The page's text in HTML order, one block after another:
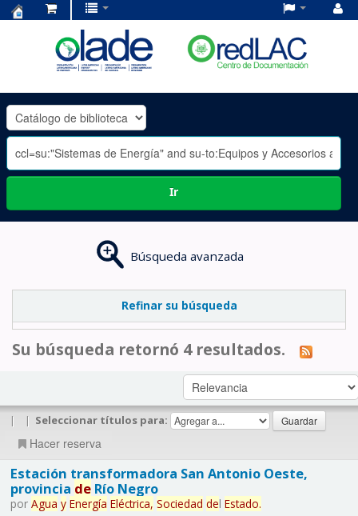
OLADE
-
Ir
Búsqueda avanzada
Refinar su búsqueda
Su búsqueda retornó 4 resultados.
| | Seleccionar títulos para:
Hacer reserva
Estación transformadora San Antonio Oeste,
provincia deRío Negro
por Agua y Energía Eléctrica, Sociedad del Estado.